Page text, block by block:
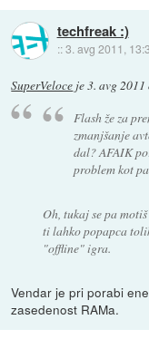
techfreak :)
::3. avg 2011,
SuperVeloce je3. avg
Flash že za
zmanjšanje
dal? AFAIK
problem kot
Oh, tukaj se pa
ti lahko popapca
"offline" igra.
Vendar je pri porabi
zasedenost RAMa.